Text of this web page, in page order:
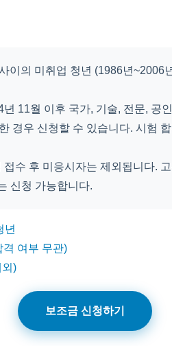
이의 미취업 청년 (1986년~2006
11월 이후 국가, 기술, 전문, 공
경우 신청할 수 있습니다. 시험
수 후 미응시자는 제외됩니다.
신청 가능합니다.
년
격 여부 무관)
외)
보조금 신청하기